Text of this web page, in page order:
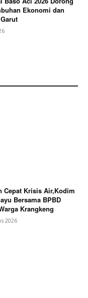
Api Berhasil
Ekonomi dan
Cepat Krisis Air,Kodim
Bersama BPBD
Krangkeng
2026